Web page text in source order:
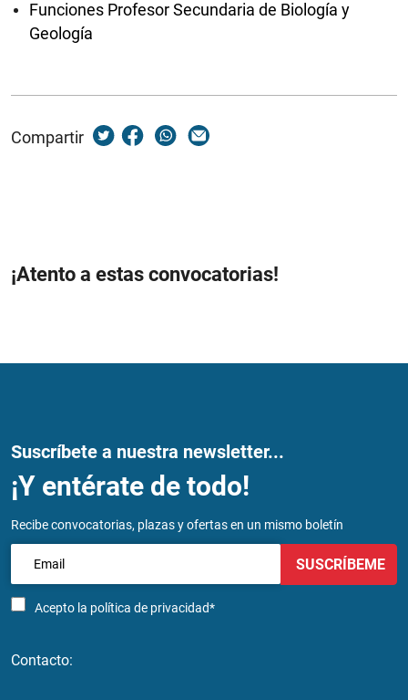
Funciones Profesor Secundaria de Biología y
Geología
Compartir
¡Atento a estas convocatorias!
Suscríbete a nuestra newsletter...
¡Y entérate de todo!
Recibe convocatorias, plazas y ofertas en un mismo boletín
Acepto la política de privacidad*
SUSCRÍBEME
Contacto: